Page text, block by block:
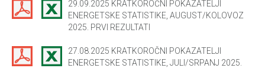
29.09.2025 KRATKOROČNI POKAZATELJI
ENERGETSKE STATISTIKE, AUGUST/KOLOVOZ
2025. PRVI REZULTATI
27.08.2025 KRATKOROČNI POKAZATELJI
ENERGETSKE STATISTIKE, JULI/SRPANJ 2025.